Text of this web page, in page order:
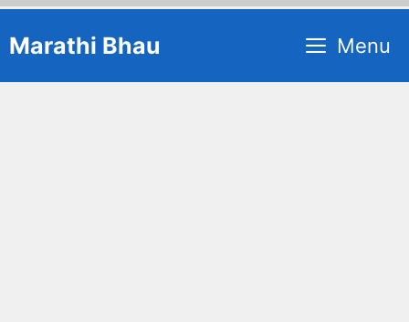
toMarathi Bhau Menu